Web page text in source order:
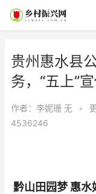
贵州惠水县
务，“五上”
作者：李妮珊 无 •
4536246
黔山田园梦 惠水